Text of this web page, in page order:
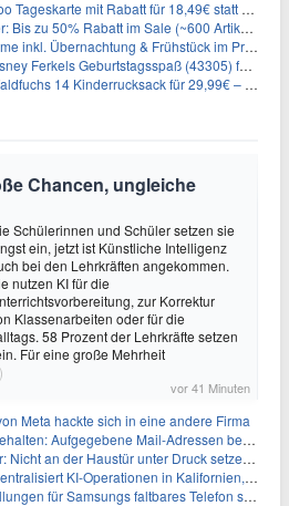
mit Rabatt für 18,49€ statt 29,50€ – einlösbar bis Dezember
zu 50% Rabatt im Sale (~600 Artikel zur Auswahl)
& Frühstück im Premium Hotel (Bad Oeynhausen) ab 89€ p.P.
Ferkels Geburtstagsspaß (43305) für 29,10€
14 Kinderrucksack für 29,99€ – Amber-maple
Chancen, ungleiche
Schülerinnen und Schüler setzen sie
ein, jetzt ist Künstliche Intelligenz
bei den Lehrkräften angekommen.
nutzen KI für die
zur Korrektur
Klassenarbeiten oder für die
58 Prozent der Lehrkräfte setzen
Für eine große Mehrheit
vor 41 Minuten
Meta hackte sich in eine andere Firma
Aufgegebene Mail-Adressen bergen Gefahren
an der Haustür unter Druck setzen lassen
KI-Operationen in Kalifornien, um Rivale Anthropic und OpenAI zu überholen
faltbares Telefon steigen um 30 % in einem wettbewerbsintensiven Markt